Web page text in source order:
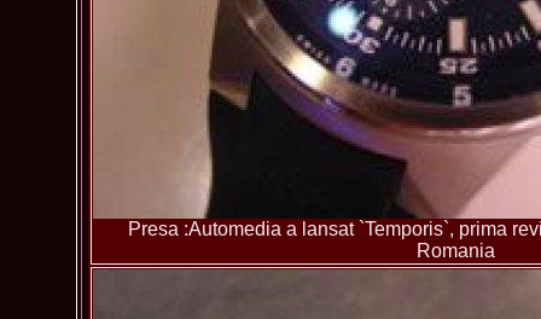
Presa :Automedia a lansat `Temporis`, prima
Romania